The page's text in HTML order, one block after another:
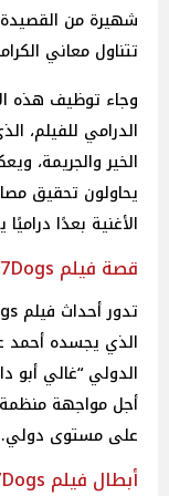
شهيرة من القصيدة
تتناول معاني
وجاء توظيف هذه
الدرامي للفيلم،
الخير والجريمة،
يحاولون تحقيق
الأغنية بعدًا
قصة فيلم 7Dogs
الذي يجسده أحمد
الدولي “غالي أبو
أجل مواجهة منظمة
على مستوى دولي.
أبطال فيلم 7Dogs